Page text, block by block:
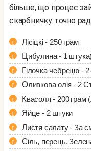
більше, що процес
скарбничку точно
Лісіцкі - 250 грам
Цибулина - 1
Гілочка чебрецю -
Оливкова олія - 2
Квасоля - 200 грам
Яйце - 2 штуки
Листя салату - За
Сіль, перець,